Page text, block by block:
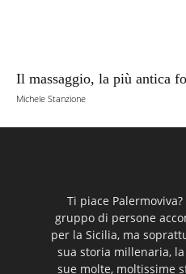
Il massaggio, la più antica
Michele Stanzione
Ti piace
gruppo di persone
per la Sicilia, ma
sua storia millenaria,
sue molte, moltissime